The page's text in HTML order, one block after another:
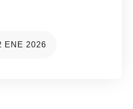
ENE 2026